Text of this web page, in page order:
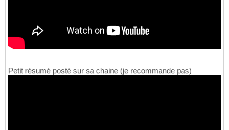
Petit résumé posté sur sa chaine (je recommande pas)